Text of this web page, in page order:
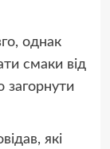
однак
смаки від
загорнути
які